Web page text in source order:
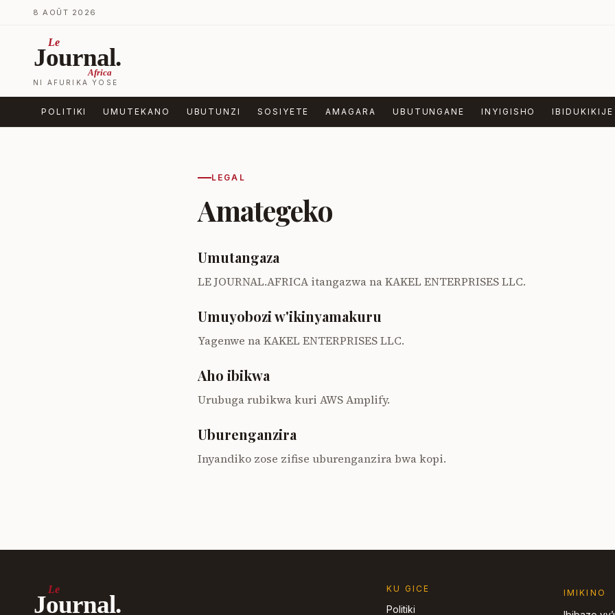
Ja ku biri muri urupapuro
8 AOÛT 2026
Le
Journal.
Africa
NI AFURIKA YOSE
POLITIKI UMUTEKANO UBUTUNZI SOSIYETE AMAGARA UBUTUNGANE INYIGISHO IBIDUKIKIJE
LEGAL
Amategeko
Umutangaza
LE JOURNAL.AFRICA itangazwa na KAKEL ENTERPRISES LLC.
Umuyobozi w'ikinyamakuru
Yagenwe na KAKEL ENTERPRISES LLC.
Aho ibikwa
Urubuga rubikwa kuri AWS Amplify.
Uburenganzira
Inyandiko zose zifise uburenganzira bwa kopi.
Le
Journal.
KU GICE
Politiki
IMIKINO